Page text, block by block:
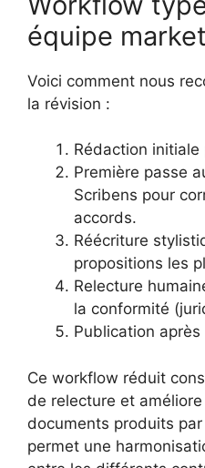
équipe
Voici comment nous
la révision :
Rédaction initiale
Première passe
Scribens pour
accords.
Réécriture
propositions les
Relecture
la conformité
Publication
Ce workflow réduit
de relecture et
documents produits par
permet une